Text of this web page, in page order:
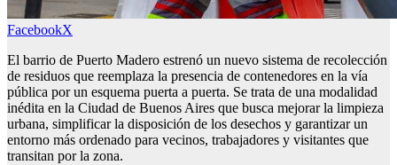
FacebookX
El barrio de Puerto Madero estrenó un nuevo sistema de recolección
de residuos que reemplaza la presencia de contenedores en la vía
pública por un esquema puerta a puerta. Se trata de una modalidad
inédita en la Ciudad de Buenos Aires que busca mejorar la limpieza
urbana, simplificar la disposición de los desechos y garantizar un
entorno más ordenado para vecinos, trabajadores y visitantes que
transitan por la zona.